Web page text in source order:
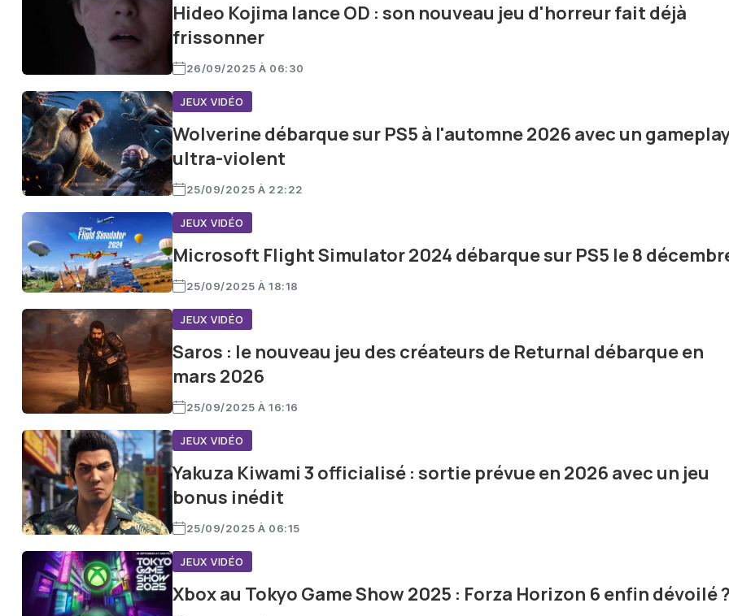
Hideo Kojima lance OD : son nouveau jeu d'horreur fait déjà
frissonner
26/09/2025 À 06:30
JEUX VIDÉO
Wolverine débarque sur PS5 à l'automne 2026 avec un
ultra-violent
25/09/2025 À 22:22
JEUX VIDÉO
Microsoft Flight Simulator 2024 débarque sur PS5 le 8
25/09/2025 À 18:18
JEUX VIDÉO
Saros : le nouveau jeu des créateurs de Returnal débarque en
mars 2026
25/09/2025 À 16:16
JEUX VIDÉO
Yakuza Kiwami 3 officialisé : sortie prévue en 2026 avec un jeu
bonus inédit
25/09/2025 À 06:15
JEUX VIDÉO
Xbox au Tokyo Game Show 2025 : Forza Horizon 6 enfin dévoilé